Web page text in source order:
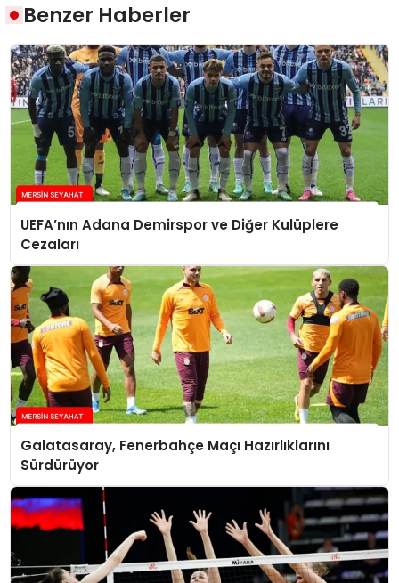
Benzer Haberler
UEFA’nın Adana Demirspor ve Diğer Kulüplere
Cezaları
Galatasaray, Fenerbahçe Maçı Hazırlıklarını
Sürdürüyor